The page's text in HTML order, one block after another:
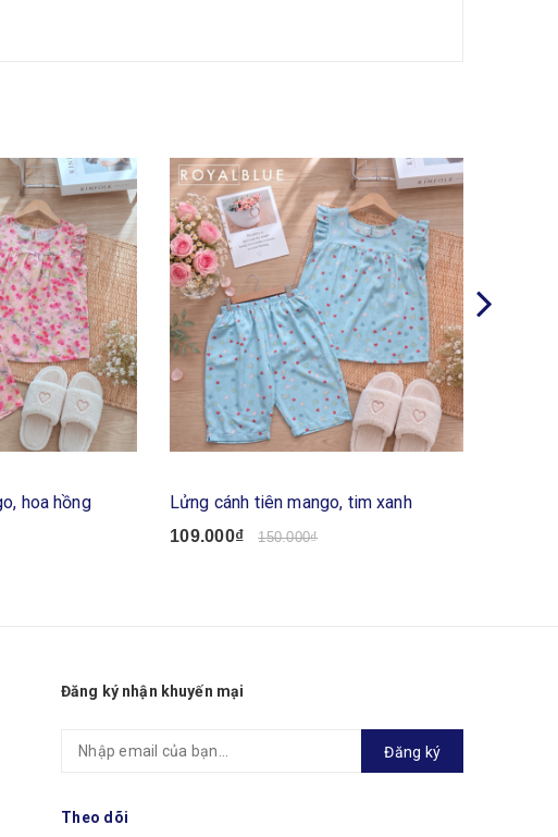
hoa hồng Lửng cánh tiên mango, tim xanh
109.000₫ 150.000₫
Đăng ký nhận khuyến mại
Đăng ký
Theo dõi